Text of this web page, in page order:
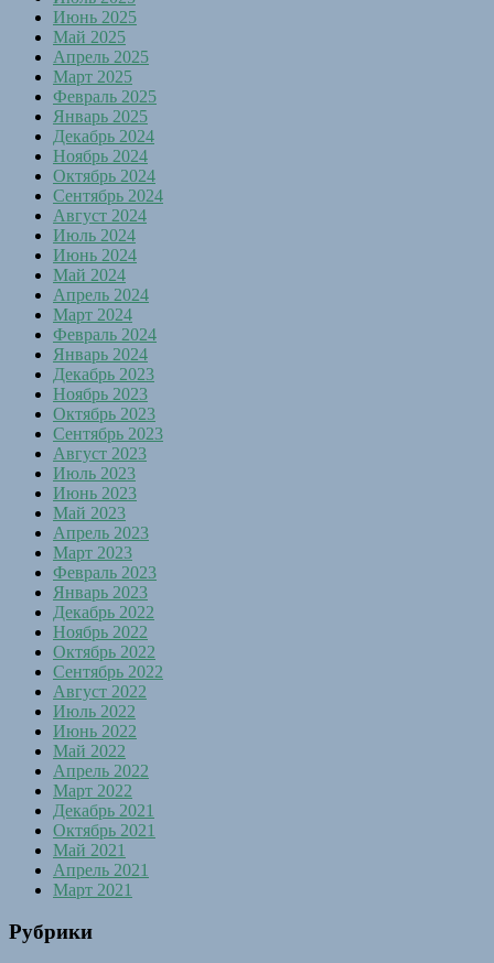
Июнь 2025
Май 2025
Апрель 2025
Март 2025
Февраль 2025
Январь 2025
Декабрь 2024
Ноябрь 2024
Октябрь 2024
Сентябрь 2024
Август 2024
Июль 2024
Июнь 2024
Май 2024
Апрель 2024
Март 2024
Февраль 2024
Январь 2024
Декабрь 2023
Ноябрь 2023
Октябрь 2023
Сентябрь 2023
Август 2023
Июль 2023
Июнь 2023
Май 2023
Апрель 2023
Март 2023
Февраль 2023
Январь 2023
Декабрь 2022
Ноябрь 2022
Октябрь 2022
Сентябрь 2022
Август 2022
Июль 2022
Июнь 2022
Май 2022
Апрель 2022
Март 2022
Декабрь 2021
Октябрь 2021
Май 2021
Апрель 2021
Март 2021
Рубрики